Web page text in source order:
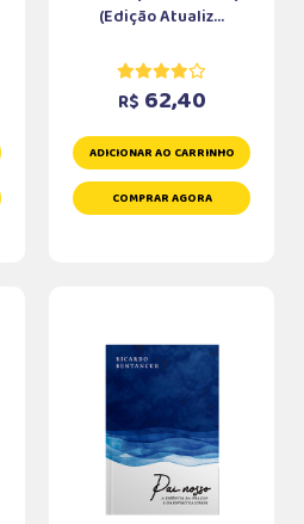
(Edição Atualiz...
R$ 62,40
ADICIONAR AO CARRINHO
COMPRAR AGORA